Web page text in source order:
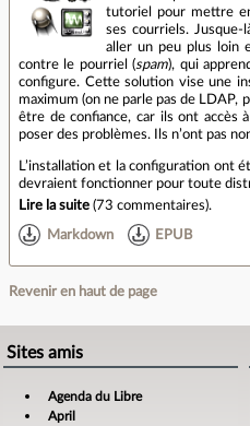
tutoriel pour mettre
ses courriels.
aller un peu plus loin
contre le pourriel (spam), qui
configure. Cette solution vise une
maximum (on ne parle pas de LDAP,
être de confiance, car ils ont accès
poser des problèmes. Ils n’ont pas
L’installation et la configuration ont
devraient fonctionner pour toute
Lire la suite (73 commentaires).
Markdown EPUB
Revenir en haut de page
Sites amis
Agenda du Libre
April